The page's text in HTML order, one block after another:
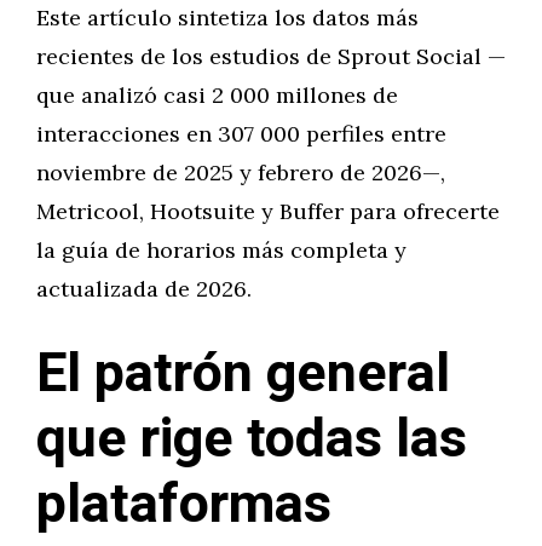
Este artículo sintetiza los datos más
recientes de los estudios de Sprout Social —
que analizó casi 2 000 millones de
interacciones en 307 000 perfiles entre
noviembre de 2025 y febrero de 2026—,
Metricool, Hootsuite y Buffer para ofrecerte
la guía de horarios más completa y
actualizada de 2026.
El patrón general
que rige todas las
plataformas